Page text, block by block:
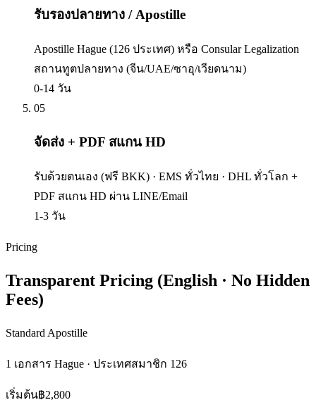
รับรองปลายทาง / Apostille
Apostille Hague (126 ประเทศ) หรือ Consular Legalization
สถานทูตปลายทาง (จีน/UAE/ซาอุ/เวียดนาม)
0-14 วัน
05
จัดส่ง + PDF สแกน HD
รับด้วยตนเอง (ฟรี BKK) · EMS ทั่วไทย · DHL ทั่วโลก +
PDF สแกน HD ผ่าน LINE/Email
1-3 วัน
Pricing
Transparent Pricing (English · No Hidden
Fees)
Standard Apostille
1 เอกสาร Hague · ประเทศสมาชิก 126
เริ่มต้น฿2,800